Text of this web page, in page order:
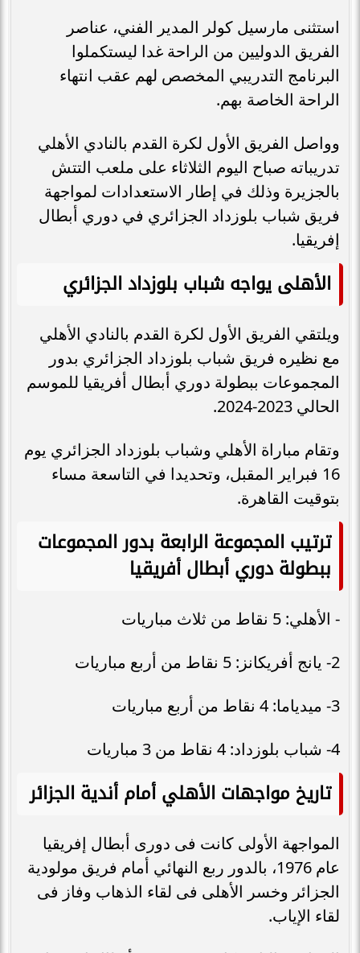
استثنى مارسيل كولر المدير الفني، عناصر
الفريق الدوليين من الراحة غدا ليستكملوا
البرنامج التدريبي المخصص لهم عقب انتهاء
الراحة الخاصة بهم.
وواصل الفريق الأول لكرة القدم بالنادي الأهلي
تدريباته صباح اليوم الثلاثاء على ملعب التتش
بالجزيرة وذلك في إطار الاستعدادات لمواجهة
فريق شباب بلوزداد الجزائري في دوري أبطال
إفريقيا.
الأهلى يواجه شباب بلوزداد الجزائري
ويلتقي الفريق الأول لكرة القدم بالنادي الأهلي
مع نظيره فريق شباب بلوزداد الجزائري بدور
المجموعات ببطولة دوري أبطال أفريقيا للموسم
الحالي 2023-2024.
وتقام مباراة الأهلي وشباب بلوزداد الجزائري يوم
16 فبراير المقبل، وتحديدا في التاسعة مساء
بتوقيت القاهرة.
ترتيب المجموعة الرابعة بدور المجموعات
ببطولة دوري أبطال أفريقيا
- الأهلي: 5 نقاط من ثلاث مباريات
2- يانج أفريكانز: 5 نقاط من أربع مباريات
3- ميدياما: 4 نقاط من أربع مباريات
4- شباب بلوزداد: 4 نقاط من 3 مباريات
تاريخ مواجهات الأهلي أمام أندية الجزائر
المواجهة الأولى كانت فى دورى أبطال إفريقيا
عام 1976، بالدور ربع النهائي أمام فريق مولودية
الجزائر وخسر الأهلى فى لقاء الذهاب وفاز فى
لقاء الإياب.